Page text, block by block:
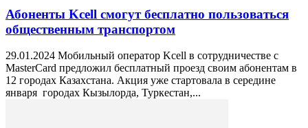
Абоненты Kcell смогут бесплатно пользоваться
общественным транспортом
29.01.2024 Мобильный оператор Kcell в сотрудничестве с
MasterCard предложил бесплатный проезд своим абонентам в
12 городах Казахстана. Акция уже стартовала в середине
января городах Кызылорда, Туркестан,...